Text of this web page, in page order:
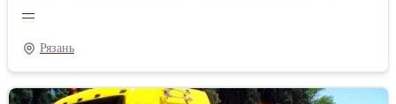
топлива? Нацелены на долгосрочное сотрудничество? Звоните и
заказывайте ДТ прямо сейчас!
—
Рязань